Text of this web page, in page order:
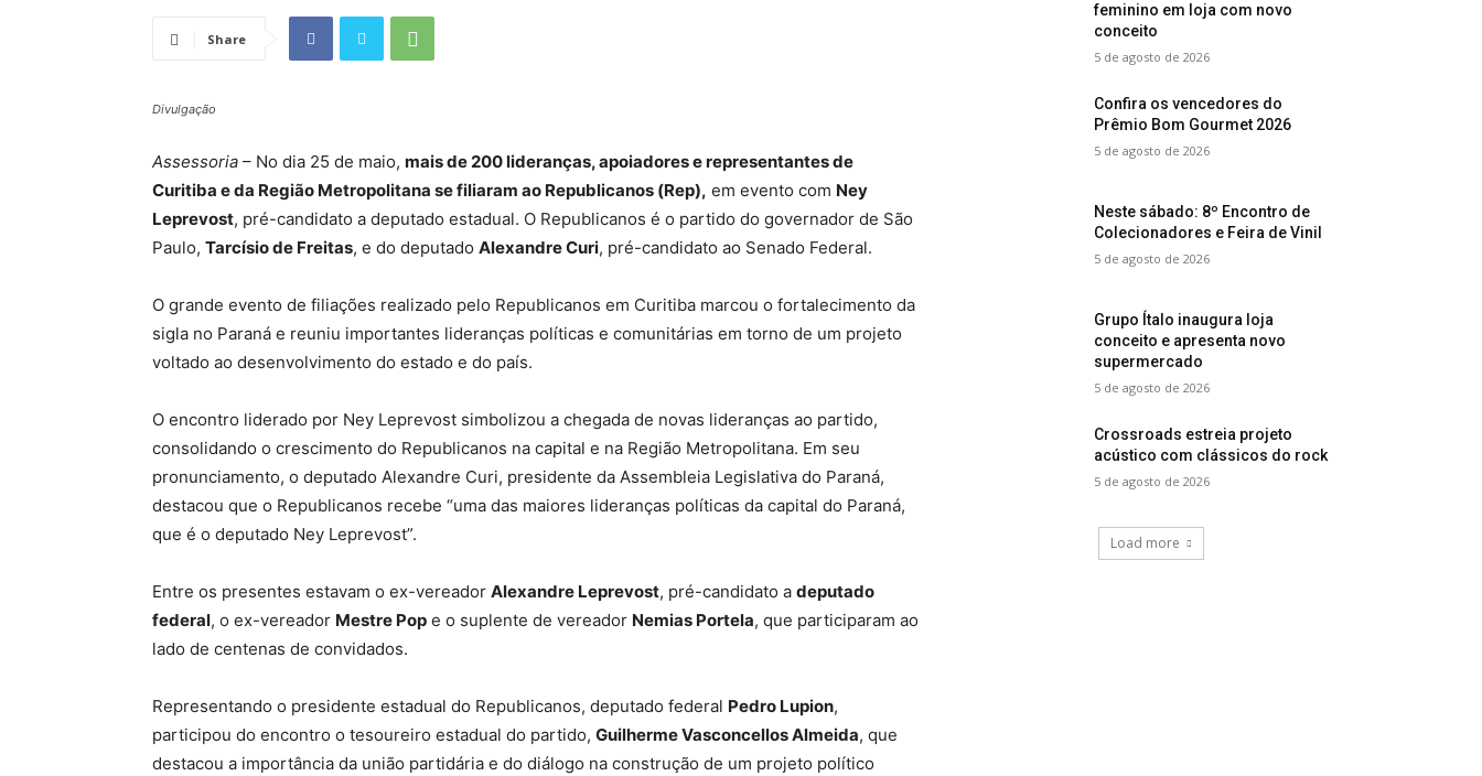
Share
Divulgação
Assessoria – No dia 25 de maio, mais de 200 lideranças, apoiadores e representantes de
Curitiba e da Região Metropolitana se filiaram ao Republicanos (Rep), em evento com Ney
Leprevost, pré-candidato a deputado estadual. O Republicanos é o partido do governador de São
Paulo, Tarcísio de Freitas, e do deputado Alexandre Curi, pré-candidato ao Senado Federal.
O grande evento de filiações realizado pelo Republicanos em Curitiba marcou o fortalecimento da
sigla no Paraná e reuniu importantes lideranças políticas e comunitárias em torno de um projeto
voltado ao desenvolvimento do estado e do país.
O encontro liderado por Ney Leprevost simbolizou a chegada de novas lideranças ao partido,
consolidando o crescimento do Republicanos na capital e na Região Metropolitana. Em seu
pronunciamento, o deputado Alexandre Curi, presidente da Assembleia Legislativa do Paraná,
destacou que o Republicanos recebe “uma das maiores lideranças políticas da capital do Paraná,
que é o deputado Ney Leprevost”.
Entre os presentes estavam o ex-vereador Alexandre Leprevost, pré-candidato a deputado
federal, o ex-vereador Mestre Pop e o suplente de vereador Nemias Portela, que participaram ao
lado de centenas de convidados.
Representando o presidente estadual do Republicanos, deputado federal Pedro Lupion,
participou do encontro o tesoureiro estadual do partido, Guilherme Vasconcellos Almeida, que
destacou a importância da união partidária e do diálogo na construção de um projeto político
feminino em loja com novo
conceito
5 de agosto de 2026
Confira os vencedores do
Prêmio Bom Gourmet 2026
5 de agosto de 2026
Neste sábado: 8º Encontro de
Colecionadores e Feira de Vinil
5 de agosto de 2026
Grupo Ítalo inaugura loja
conceito e apresenta novo
supermercado
5 de agosto de 2026
Crossroads estreia projeto
acústico com clássicos do rock
5 de agosto de 2026
Load more